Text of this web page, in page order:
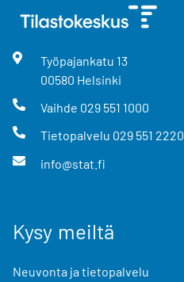
Työpajankatu 13
00580 Helsinki
Vaihde 029 551 1000
Tietopalvelu 029 551 2220
info@stat.fi
Kysy meiltä
Neuvonta ja tietopalvelu